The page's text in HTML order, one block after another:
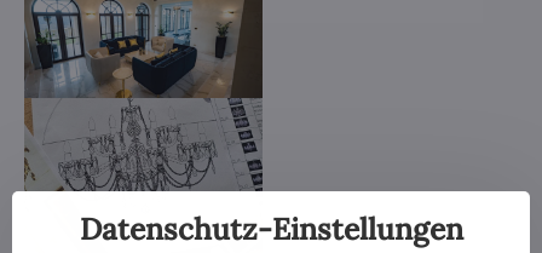
Datenschutz-Einstellungen